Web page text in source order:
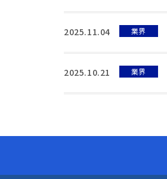
2025.11.04 業界
2025.10.21 業界